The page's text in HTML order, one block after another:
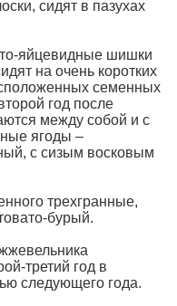
сидят в пазухах
яйцевидные шишки
на очень коротких
семенных
год после
между собой и с
ягоды –
с сизым восковым
трехгранные,
бурый.
третий год в
следующего года.